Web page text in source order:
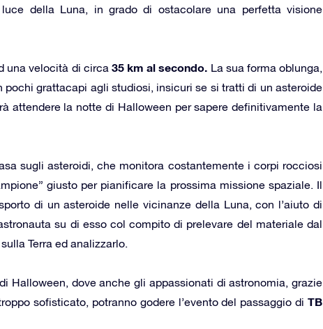
della Luna, in grado di ostacolare una perfetta visione
una velocità di circa 35 km al secondo. La sua forma oblunga,
pochi grattacapi agli studiosi, insicuri se si tratti di un asteroide
attendere la notte di Halloween per sapere definitivamente la
sugli asteroidi, che monitora costantemente i corpi rocciosi
giusto per pianificare la prossima missione spaziale. Il
di un asteroide nelle vicinanze della Luna, con l’aiuto di
su di esso col compito di prelevare del materiale dal
Terra ed analizzarlo.
Halloween, dove anche gli appassionati di astronomia, grazie
sofisticato, potranno godere l’evento del passaggio di TB